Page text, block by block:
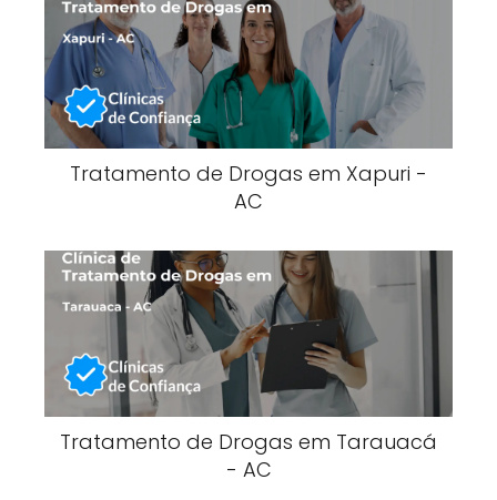
Tratamento de Drogas em Xapuri -
AC
Tratamento de Drogas em Tarauacá
- AC